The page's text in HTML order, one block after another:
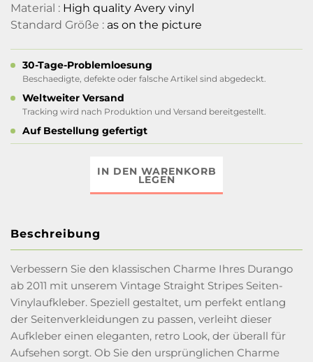
Material : High quality Avery vinyl
Standard Größe : as on the picture
30-Tage-Problemloesung
Beschaedigte, defekte oder falsche Artikel sind abgedeckt.
Weltweiter Versand
Tracking wird nach Produktion und Versand bereitgestellt.
Auf Bestellung gefertigt
IN DEN WARENKORB
LEGEN
Beschreibung
Verbessern Sie den klassischen Charme Ihres Durango
ab 2011 mit unserem Vintage Straight Stripes Seiten-
Vinylaufkleber. Speziell gestaltet, um perfekt entlang
der Seitenverkleidungen zu passen, verleiht dieser
Aufkleber einen eleganten, retro Look, der überall für
Aufsehen sorgt. Ob Sie den ursprünglichen Charme